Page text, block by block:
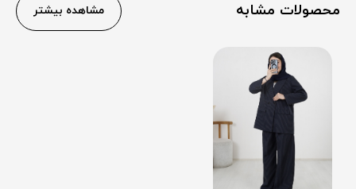
محصولات مشابه مشاهده بیشتر